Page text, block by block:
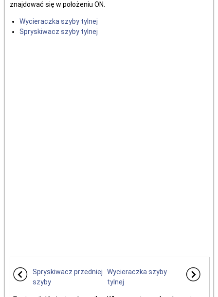
znajdować się w położeniu ON.
Wycieraczka szyby tylnej
Spryskiwacz szyby tylnej
Spryskiwacz przedniej
szyby
Wycieraczka szyby
tylnej